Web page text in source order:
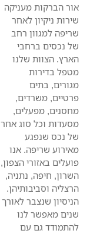
אור הברקות מעניקה
שירות ניקיון לאחר
שריפה למגוון רחב
של נכסים ברחבי
הארץ. הצוות שלנו
מטפל בדירות
מגורים, בתים
פרטיים, משרדים,
מחסנים, מפעלים,
מסעדות וכל סוג אחר
של נכס שנפגע
מאירוע שריפה. אנו
פועלים באזורי הצפון,
השרון, חיפה, נתניה,
הרצליה וסביבותיהן.
הניסיון שנצבר לאורך
שנים מאפשר לנו
להתמודד גם עם